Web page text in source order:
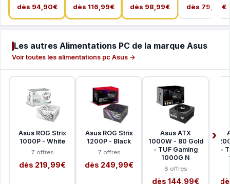
dès 94,90€ dès 116,99€ dès 98,99€ dès 79,99€
Les autres Alimentations PC de la marque Asus
Voir toutes les alimentations pc Asus →
Asus ROG Strix
1000P - White
7 offres
dès 219,99€
Asus ROG Strix
1200P - Black
7 offres
dès 249,99€
Asus ATX
1000W - 80 Gold
- TUF Gaming
1000G N
6 offres
dès 144,99€
-